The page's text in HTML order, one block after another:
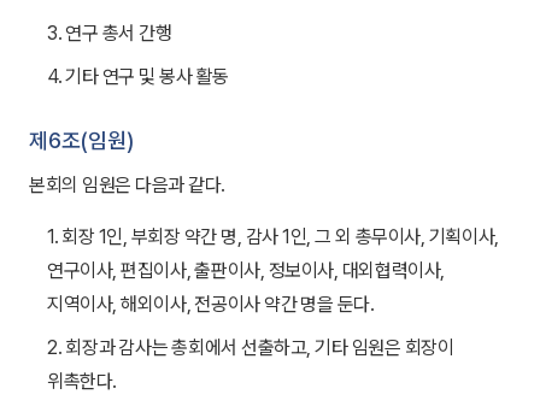
3. 연구 총서 간행
4. 기타 연구 및 봉사 활동
제6조(임원)
본회의 임원은 다음과 같다.
1. 회장 1인, 부회장 약간 명, 감사 1인, 그 외 총무이사, 기획이사,
연구이사, 편집이사, 출판이사, 정보이사, 대외협력이사,
지역이사, 해외이사, 전공이사 약간 명을 둔다.
2. 회장과 감사는 총회에서 선출하고, 기타 임원은 회장이
위촉한다.